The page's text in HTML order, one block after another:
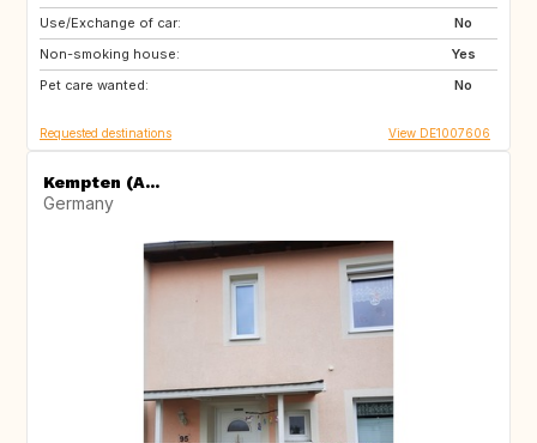
Use/Exchange of car:
No
Non-smoking house:
Yes
Pet care wanted:
No
DE
Requested destinations View DE1007606
Kempten (A...
Germany